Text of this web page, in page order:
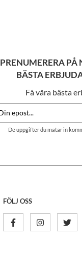
PRENUMERERA PÅ
BÄSTA
Få våra bästa
De uppgifter du matar in
FÖLJ OSS